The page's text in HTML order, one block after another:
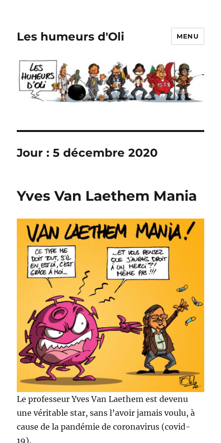
Les humeurs d'Oli MENU
Jour :5 décembre 2020
Yves Van Laethem Mania
Le professeur Yves Van Laethem est devenu
une véritable star, sans l’avoir jamais voulu, à
cause de la pandémie de coronavirus (covid-
19).